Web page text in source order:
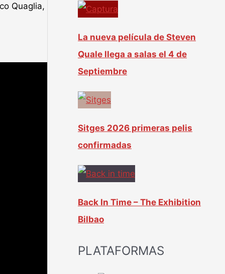
Quaglia,
La nueva película de Steven
Quale llega a salas el 4 de
Septiembre
Sitges 2026 primeras pelis
confirmadas
Back In Time – The Exhibition
Bilbao
PLATAFORMAS